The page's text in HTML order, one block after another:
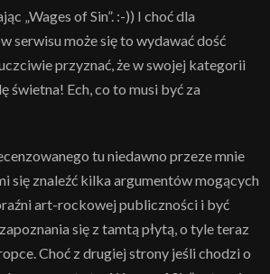
„Wages of Sin”. :-)) I choć dla
serwisu może się to wydawać dość
przyznać, że w swojej kategorii
świetna! Ech, co to musi być za
tu niedawno przeze mnie
się znaleźć kilka argumentów mogących
art-rockowej publiczności i być
się z tamtą płytą, o tyle teraz
Choć z drugiej strony jeśli chodzi o